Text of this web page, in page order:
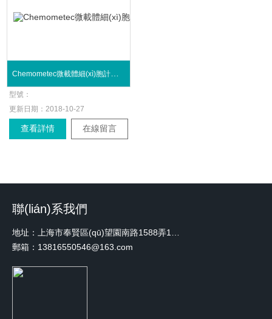
Chemometec微載體細(xì)胞計數(shù)儀
型號：
更新日期：2018-10-27
查看詳情 在線留言
聯(lián)系我們
郵箱：13816550546@163.com